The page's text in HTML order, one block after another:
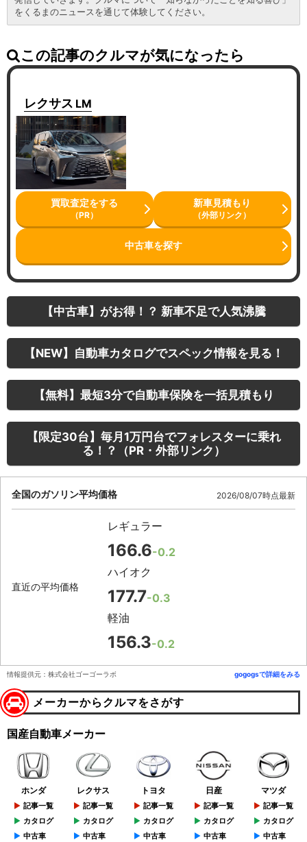
をくるまのニュースを通じて体験してください。
この記事のクルマが気になったら
レクサス LM
買取査定をする
（PR）
新車見積もり
（外部リンク）
中古車を探す
【中古車】がお得！？ 新車不足で人気沸騰
【NEW】自動車カタログでスペック情報を見る！
【無料】最短3分で自動車保険を一括見積もり
【限定30台】毎月1万円台でフォレスターに乗れ
る！？（PR・外部リンク）
全国のガソリン平均価格 2026/08/07時点最新
直近の平均価格
レギュラー
166.6-0.2
ハイオク
177.7-0.3
軽油
156.3-0.2
情報提供元：株式会社ゴーゴーラボ gogogsで詳細をみる
メーカーからクルマをさがす
国産自動車メーカー
ホンダ
記事一覧
カタログ
中古車
レクサス
記事一覧
カタログ
中古車
トヨタ
記事一覧
カタログ
中古車
日産
記事一覧
カタログ
中古車
マツダ
記事一覧
カタログ
中古車